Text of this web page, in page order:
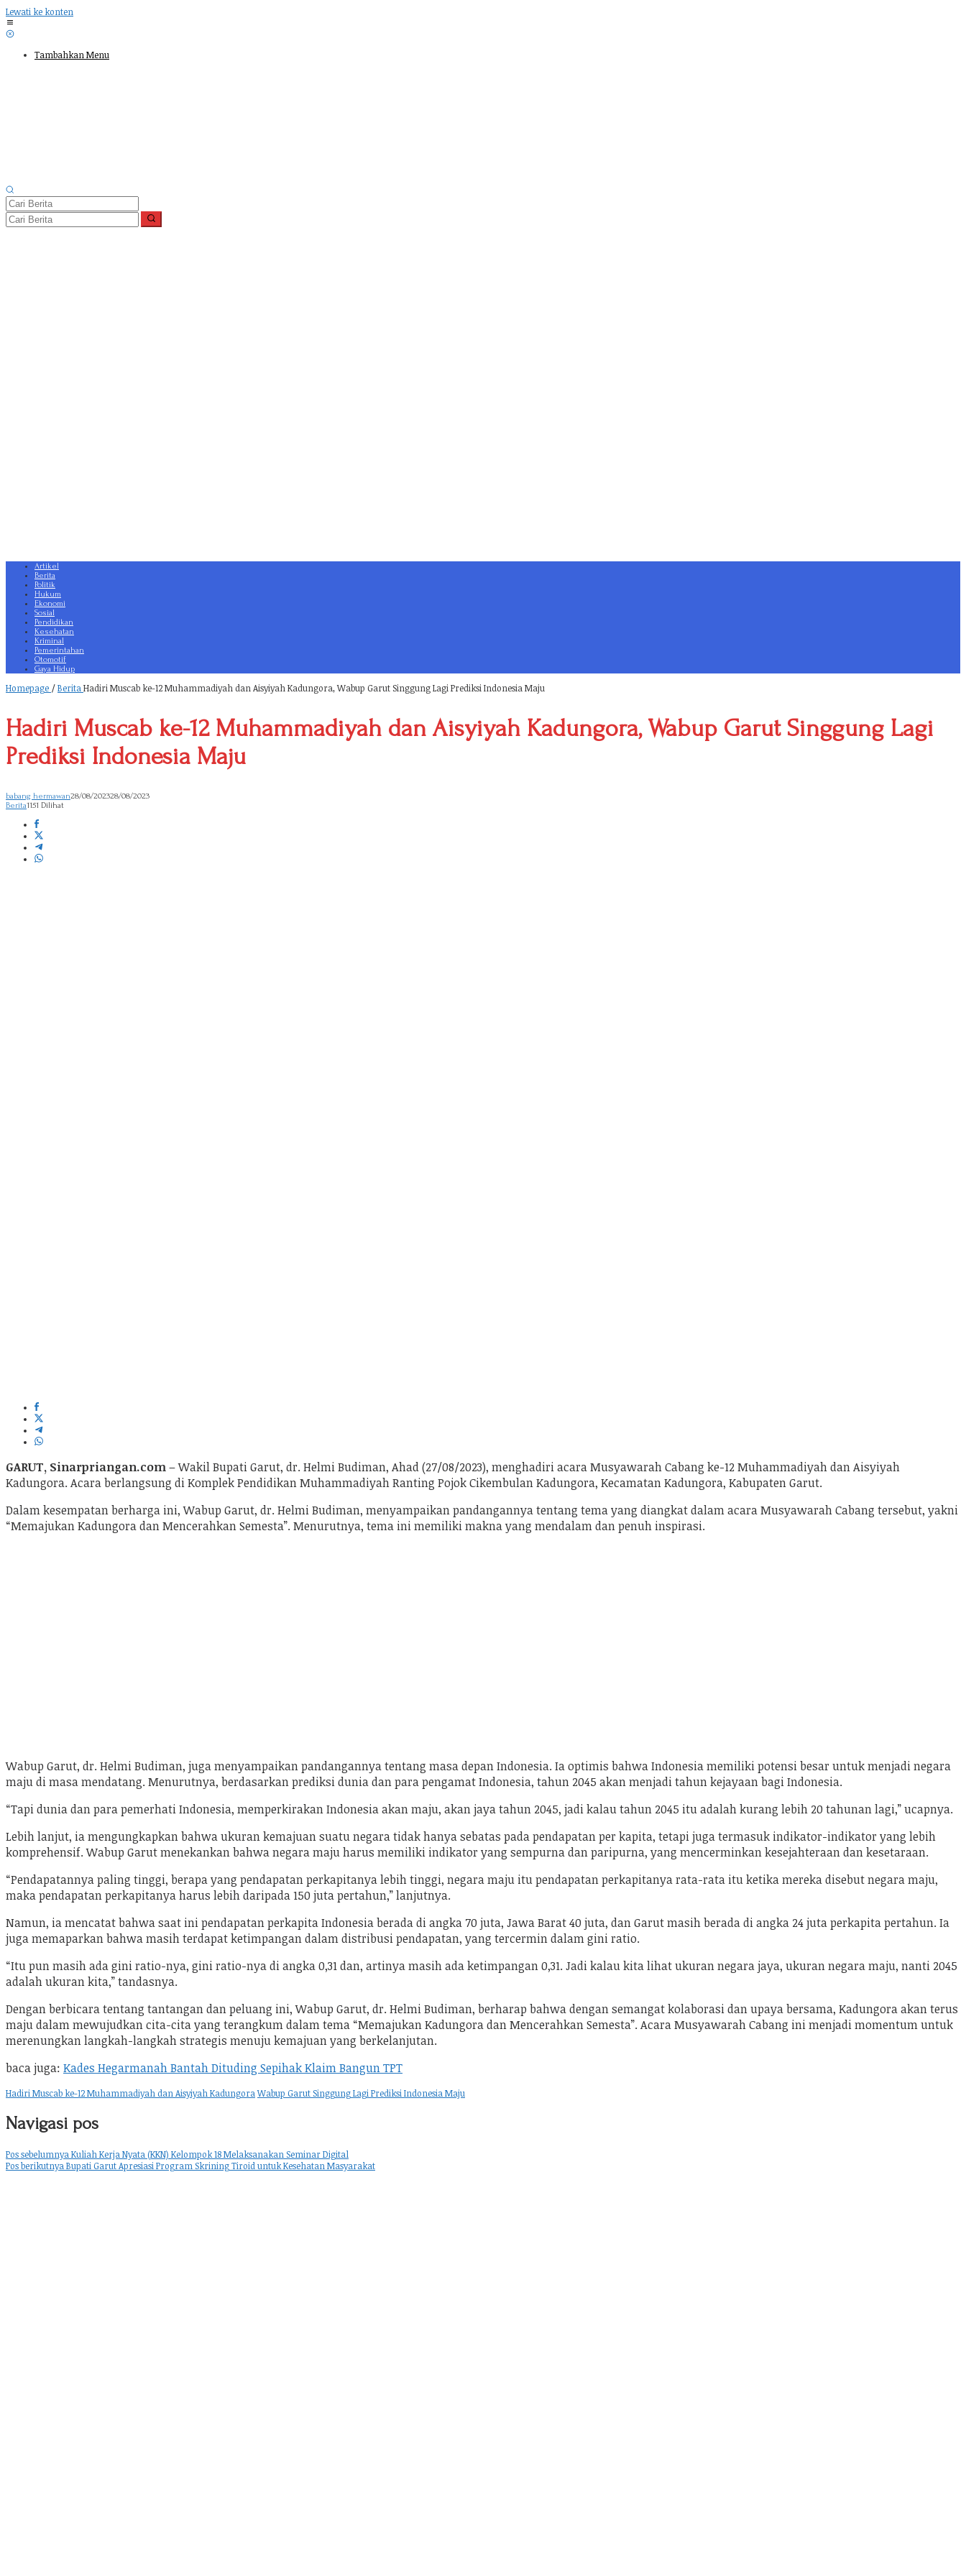
Lewati ke konten
Tambahkan Menu
Artikel
Berita
Politik
Hukum
Ekonomi
Sosial
Pendidikan
Kesehatan
Kriminal
Pemerintahan
Otomotif
Gaya Hidup
Homepage /BeritaHadiri Muscab ke-12 Muhammadiyah dan Aisyiyah Kadungora, Wabup Garut Singgung Lagi Prediksi Indonesia Maju
Hadiri Muscab ke-12 Muhammadiyah dan Aisyiyah Kadungora, Wabup Garut Singgung Lagi
Prediksi Indonesia Maju
babang hermawan28/08/202328/08/2023
Berita1151 Dilihat
GARUT, Sinarpriangan.com– Wakil Bupati Garut, dr. Helmi Budiman, Ahad (27/08/2023), menghadiri acara Musyawarah Cabang ke-12 Muhammadiyah dan Aisyiyah
Kadungora. Acara berlangsung di Komplek Pendidikan Muhammadiyah Ranting Pojok Cikembulan Kadungora, Kecamatan Kadungora, Kabupaten Garut.
Dalam kesempatan berharga ini, Wabup Garut, dr. Helmi Budiman, menyampaikan pandangannya tentang tema yang diangkat dalam acara Musyawarah Cabang tersebut, yakni
“Memajukan Kadungora dan Mencerahkan Semesta”. Menurutnya, tema ini memiliki makna yang mendalam dan penuh inspirasi.
Wabup Garut, dr. Helmi Budiman, juga menyampaikan pandangannya tentang masa depan Indonesia. Ia optimis bahwa Indonesia memiliki potensi besar untuk menjadi negara
maju di masa mendatang. Menurutnya, berdasarkan prediksi dunia dan para pengamat Indonesia, tahun 2045 akan menjadi tahun kejayaan bagi Indonesia.
“Tapi dunia dan para pemerhati Indonesia, memperkirakan Indonesia akan maju, akan jaya tahun 2045, jadi kalau tahun 2045 itu adalah kurang lebih 20 tahunan lagi,” ucapnya.
Lebih lanjut, ia mengungkapkan bahwa ukuran kemajuan suatu negara tidak hanya sebatas pada pendapatan per kapita, tetapi juga termasuk indikator-indikator yang lebih
komprehensif. Wabup Garut menekankan bahwa negara maju harus memiliki indikator yang sempurna dan paripurna, yang mencerminkan kesejahteraan dan kesetaraan.
“Pendapatannya paling tinggi, berapa yang pendapatan perkapitanya lebih tinggi, negara maju itu pendapatan perkapitanya rata-rata itu ketika mereka disebut negara maju,
maka pendapatan perkapitanya harus lebih daripada 150 juta pertahun,” lanjutnya.
Namun, ia mencatat bahwa saat ini pendapatan perkapita Indonesia berada di angka 70 juta, Jawa Barat 40 juta, dan Garut masih berada di angka 24 juta perkapita pertahun. Ia
juga memaparkan bahwa masih terdapat ketimpangan dalam distribusi pendapatan, yang tercermin dalam gini ratio.
“Itu pun masih ada gini ratio-nya, gini ratio-nya di angka 0,31 dan, artinya masih ada ketimpangan 0,31. Jadi kalau kita lihat ukuran negara jaya, ukuran negara maju, nanti 2045
adalah ukuran kita,” tandasnya.
Dengan berbicara tentang tantangan dan peluang ini, Wabup Garut, dr. Helmi Budiman, berharap bahwa dengan semangat kolaborasi dan upaya bersama, Kadungora akan terus
maju dalam mewujudkan cita-cita yang terangkum dalam tema “Memajukan Kadungora dan Mencerahkan Semesta”. Acara Musyawarah Cabang ini menjadi momentum untuk
merenungkan langkah-langkah strategis menuju kemajuan yang berkelanjutan.
baca juga: Kades Hegarmanah Bantah Dituding Sepihak Klaim Bangun TPT
Hadiri Muscab ke-12 Muhammadiyah dan Aisyiyah KadungoraWabup Garut Singgung Lagi Prediksi Indonesia Maju
Navigasi pos
Pos sebelumnya Kuliah Kerja Nyata (KKN) Kelompok 18 Melaksanakan Seminar Digital
Pos berikutnya Bupati Garut Apresiasi Program Skrining Tiroid untuk Kesehatan Masyarakat